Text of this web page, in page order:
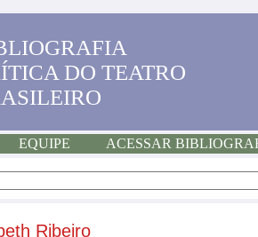
DO TEATRO
EQUIPE ACESSAR
Ribeiro